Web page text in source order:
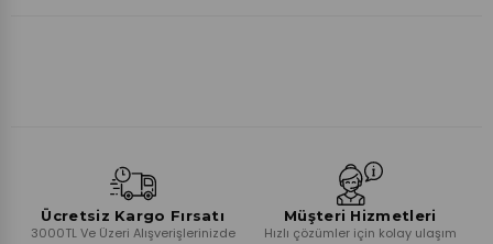
Ücretsiz Kargo Fırsatı
3000TL Ve Üzeri Alışverişlerinizde
Müşteri Hizmetleri
Hızlı çözümler için kolay ulaşım